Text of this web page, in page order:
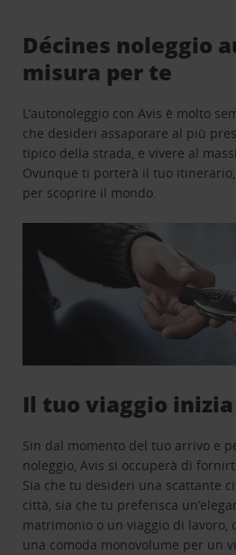
Décines noleggio
misura per te
L’autonoleggio con Avis è molto
che desideri assaporare al più
tipico della strada, e vivere al
Ovunque ti porterà il tuo
per scoprire il mondo.
Il tuo viaggio
Sin dal momento del tuo arrivo e
noleggio, Avis si occuperà di
Sia che tu desideri una scattante
città, sia che tu preferisca
matrimonio o un viaggio di lavoro,
una comoda monovolume per un